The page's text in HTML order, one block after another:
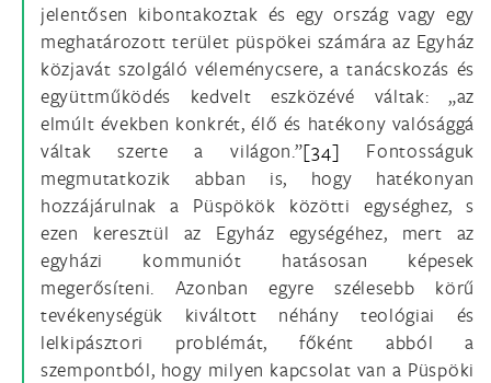
jelentősen kibontakoztak és egy ország vagy egy
meghatározott terület püspökei számára az Egyház
közjavát szolgáló véleménycsere, a tanácskozás és
együttműködés kedvelt eszközévé váltak: „az
elmúlt években konkrét, élő és hatékony valósággá
váltak szerte a világon.”[34] Fontosságuk
megmutatkozik abban is, hogy hatékonyan
hozzájárulnak a Püspökök közötti egységhez, s
ezen keresztül az Egyház egységéhez, mert az
egyházi kommuniót hatásosan képesek
megerősíteni. Azonban egyre szélesebb körű
tevékenységük kiváltott néhány teológiai és
lelkipásztori problémát, főként abból a
szempontból, hogy milyen kapcsolat van a Püspöki